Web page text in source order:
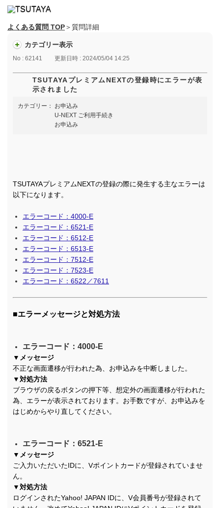
よくある質問 TOP＞質問詳細
カテゴリー表示
No : 62141 更新日時 : 2024/05/04 14:25
TSUTAYAプレミアムNEXTの登録時にエラーが表
示されました
カテゴリー：
お申込み
U-NEXT ご利用手続き
お申込み
TSUTAYAプレミアムNEXTの登録の際に発生する主なエラーは
以下になります。
エラーコード：4000-E
エラーコード：6521-E
エラーコード：6512-E
エラーコード：6513-E
エラーコード：7512-E
エラーコード：7523-E
エラーコード：6522／7611
■エラーメッセージと対処方法
エラーコード：4000-E
▼メッセージ
不正な画面遷移が行われた為、お申込みを中断しました。
▼対処方法
ブラウザの戻るボタンの押下等、想定外の画面遷移が行われた
為、エラーが表示されております。お手数ですが、お申込みを
はじめからやり直してください。
エラーコード：6521-E
▼メッセージ
ご入力いただいたIDに、Vポイントカードが登録されていませ
ん。
▼対処方法
ログインされたYahoo! JAPAN IDに、V会員番号が登録されて